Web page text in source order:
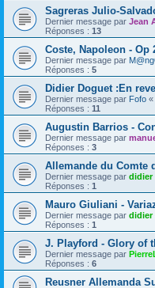
Sagreras Julio-
Dernier message par Jean
Réponses : 13
Coste, Napoleon - Op
Dernier message par
Réponses : 5
Didier Doguet :En
Dernier message par Fofo «
Réponses : 11
Augustin Barrios -
Dernier message par
Réponses : 3
Allemande du Comte
Dernier message par didier
Réponses : 1
Mauro Giuliani -
Dernier message par didier
Réponses : 1
J. Playford - Glory of
Dernier message par
Réponses : 6
Reusner Allemanda